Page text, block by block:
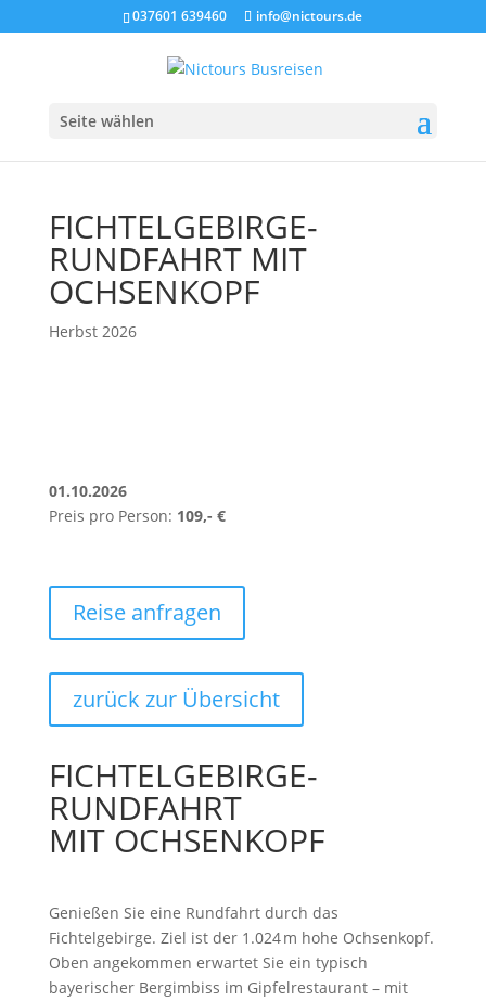
037601 639460 info@nictours.de
Seite wählen
FICHTELGEBIRGE-
RUNDFAHRT MIT
OCHSENKOPF
Herbst 2026
01.10.2026
Preis pro Person: 109,- €
Reise anfragen
zurück zur Übersicht
FICHTELGEBIRGE-
RUNDFAHRT
MIT OCHSENKOPF
Genießen Sie eine Rundfahrt durch das
Fichtelgebirge. Ziel ist der 1.024 m hohe Ochsenkopf.
Oben angekommen erwartet Sie ein typisch
bayerischer Bergimbiss im Gipfelrestaurant – mit